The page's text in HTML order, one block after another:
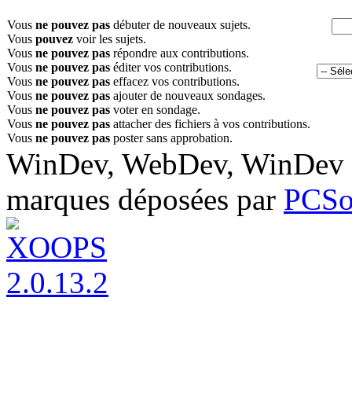
Vous ne pouvez pas débuter de nouveaux sujets.
Vous pouvez voir les sujets.
Vous ne pouvez pas répondre aux contributions.
Vous ne pouvez pas éditer vos contributions.
Vous ne pouvez pas effacez vos contributions.
Vous ne pouvez pas ajouter de nouveaux sondages.
Vous ne pouvez pas voter en sondage.
Vous ne pouvez pas attacher des fichiers à vos contributions.
Vous ne pouvez pas poster sans approbation.
WinDev, WebDev,
marques déposées par